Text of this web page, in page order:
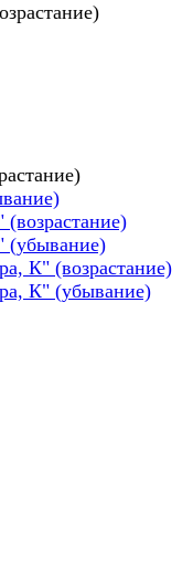
(убывание)
К" (возрастание)
К" (убывание)